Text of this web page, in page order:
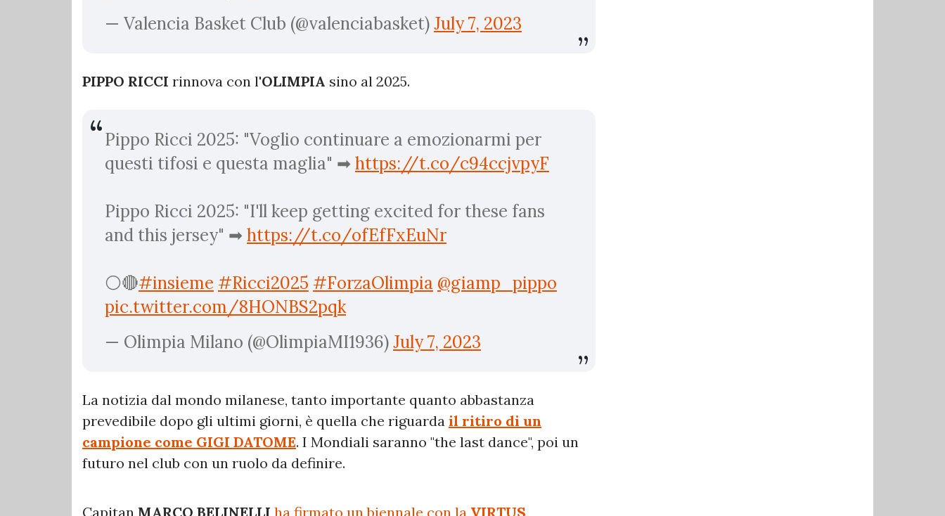
— Valencia Basket Club (@valenciabasket)July 7, 2023
PIPPO RICCI rinnova con l'OLIMPIA sino al 2025.
Pippo Ricci 2025: "Voglio continuare a emozionarmi per
questi tifosi e questa maglia" ➡https://t.co/c94ccjvpyF
Pippo Ricci 2025: "I'll keep getting excited for these fans
and this jersey" ➡https://t.co/ofEfFxEuNr
⚪🔴#insieme #Ricci2025 #ForzaOlimpia @giamp_pippo
pic.twitter.com/8HONBS2pqk
— Olimpia Milano (@OlimpiaMI1936)July 7, 2023
La notizia dal mondo milanese, tanto importante quanto abbastanza
prevedibile dopo gli ultimi giorni, è quella che riguarda il ritiro di un
campione come GIGI DATOME. I Mondiali saranno "the last dance", poi un
futuro nel club con un ruolo da definire.
Capitan MARCO BELINELLI ha firmato un biennale con la VIRTUS